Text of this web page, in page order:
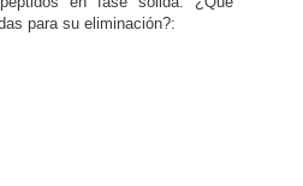
para su eliminación?: